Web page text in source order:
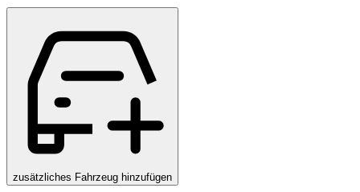
zusätzliches Fahrzeug hinzufügen